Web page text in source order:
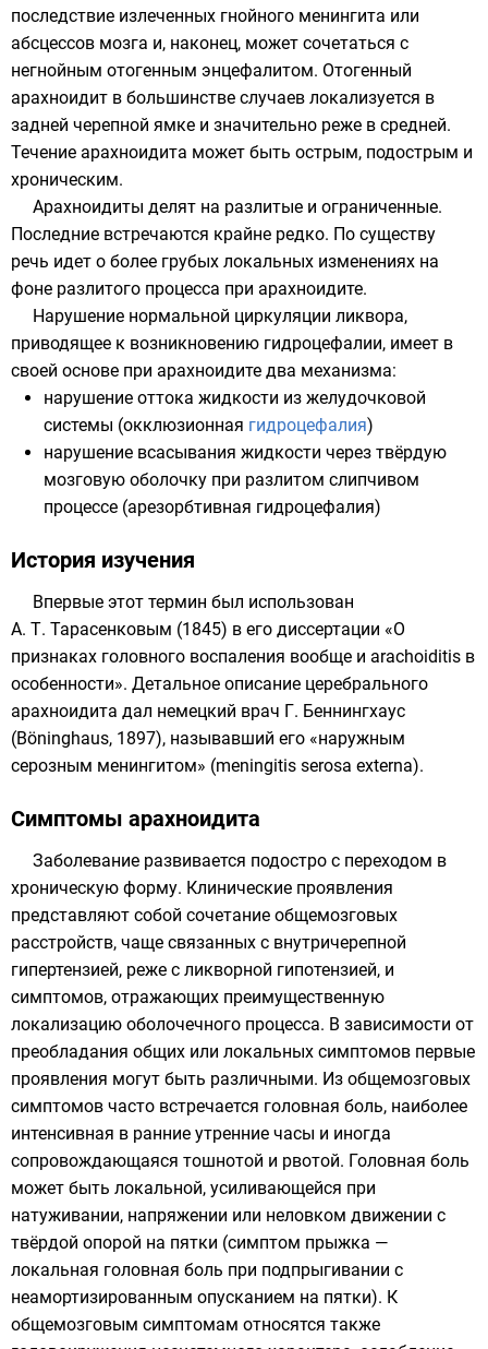
последствие излеченных гнойного менингита или
абсцессов мозга и, наконец, может сочетаться с
негнойным отогенным энцефалитом. Отогенный
арахноидит в большинстве случаев локализуется в
задней черепной ямке и значительно реже в средней.
Течение арахноидита может быть острым, подострым и
хроническим.
Арахноидиты делят на разлитые и ограниченные.
Последние встречаются крайне редко. По существу
речь идет о более грубых локальных изменениях на
фоне разлитого процесса при арахноидите.
Нарушение нормальной циркуляции ликвора,
приводящее к возникновению гидроцефалии, имеет в
своей основе при арахноидите два механизма:
нарушение оттока жидкости из желудочковой
системы (окклюзионная гидроцефалия)
нарушение всасывания жидкости через твёрдую
мозговую оболочку при разлитом слипчивом
процессе (арезорбтивная гидроцефалия)
История изучения
Впервые этот термин был использован
А. Т. Тарасенковым (1845) в его диссертации «О
признаках головного воспаления вообще и arachoiditis в
особенности». Детальное описание церебрального
арахноидита дал немецкий врач Г. Беннингхаус
(Böninghaus, 1897), называвший его «наружным
серозным менингитом» (meningitis serosa externa).
Симптомы арахноидита
Заболевание развивается подостро с переходом в
хроническую форму. Клинические проявления
представляют собой сочетание общемозговых
расстройств, чаще связанных с внутричерепной
гипертензией, реже с ликворной гипотензией, и
симптомов, отражающих преимущественную
локализацию оболочечного процесса. В зависимости от
преобладания общих или локальных симптомов первые
проявления могут быть различными. Из общемозговых
симптомов часто встречается головная боль, наиболее
интенсивная в ранние утренние часы и иногда
сопровождающаяся тошнотой и рвотой. Головная боль
может быть локальной, усиливающейся при
натуживании, напряжении или неловком движении с
твёрдой опорой на пятки (симптом прыжка —
локальная головная боль при подпрыгивании с
неамортизированным опусканием на пятки). К
общемозговым симптомам относятся также